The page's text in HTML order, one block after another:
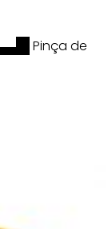
Pinça de